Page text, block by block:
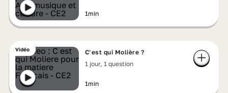
1min
Vidéo
C’est qui Molière ?
1 jour, 1 question
1min